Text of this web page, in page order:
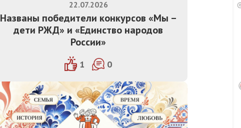
Названы победители конкурсов «Мы –
дети РЖД» и «Единство народов
России»
22.07.2026
1 0